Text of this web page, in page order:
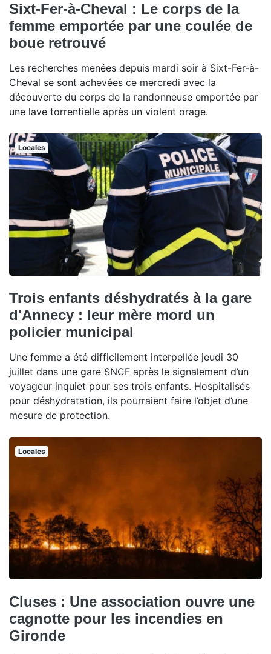
Sixt-Fer-à-Cheval : Le corps de la
femme emportée par une coulée de
boue retrouvé
Les recherches menées depuis mardi soir à Sixt-Fer-à-
Cheval se sont achevées ce mercredi avec la
découverte du corps de la randonneuse emportée par
une lave torrentielle après un violent orage.
Locales
Trois enfants déshydratés à la gare
d'Annecy : leur mère mord un
policier municipal
Une femme a été difficilement interpellée jeudi 30
juillet dans une gare SNCF après le signalement d’un
voyageur inquiet pour ses trois enfants. Hospitalisés
pour déshydratation, ils pourraient faire l’objet d’une
mesure de protection.
Locales
Cluses : Une association ouvre une
cagnotte pour les incendies en
Gironde